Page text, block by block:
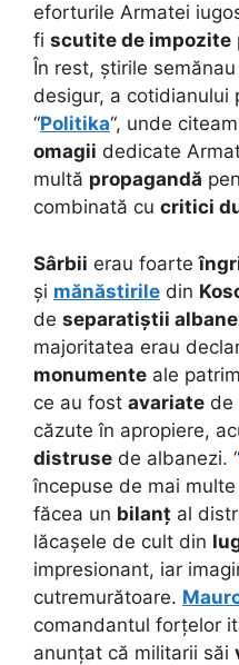
eforturile Armatei
fi scutite de impozite
În rest, știrile
desigur, a cotidianului
“Politika“, unde
omagii dedicate
multă propagandă
combinată cu critici
Sârbii erau foarte
și mănăstirile din
de separatiștii
majoritatea erau
monumente ale
ce au fost avariate de
căzute în apropiere,
distruse de albanezi. “
începuse de mai
făcea un bilanț al
lăcașele de cult din
impresionant, iar
cutremurătoare.
comandantul forțelor
anunțat că militarii săi